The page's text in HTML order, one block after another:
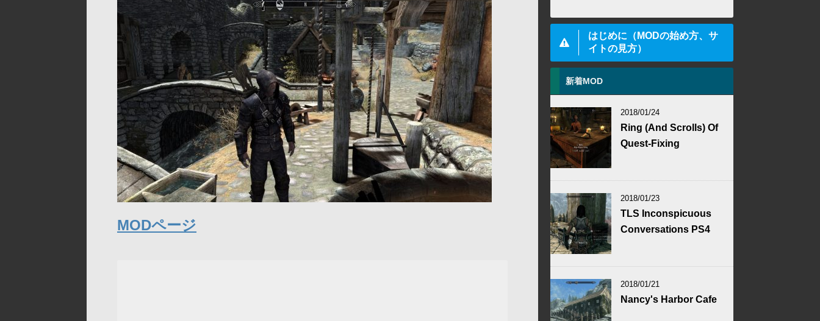
MODページ
はじめに（MODの始め方、サ
イトの見方）
新着MOD
2018/01/24
Ring (And Scrolls) Of
Quest-Fixing
2018/01/23
TLS Inconspicuous
Conversations PS4
2018/01/21
Nancy's Harbor Cafe